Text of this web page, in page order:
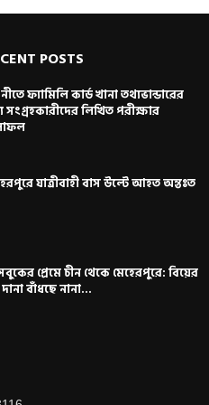
POSTS
ফ্যামিলি কার্ড খানা তথ্যভান্ডারের
সংগ্রহকারীদের লিখিত পরীক্ষার
যাত্রীবাহী বাস উল্টে আহত অন্তঃত
প্রেমে চীন থেকে মেহেরপুরে: বিয়ের
বাঁধছে নানা...